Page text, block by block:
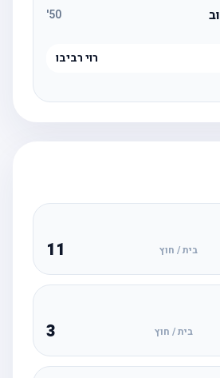
50
'
רוי רביבו
בית / חוץ 11
בית / חוץ